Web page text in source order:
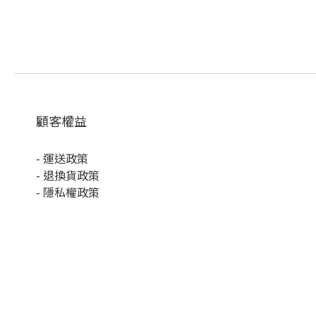
顧客權益
- 運送政策
- 退換貨政策
- 隱私權政策